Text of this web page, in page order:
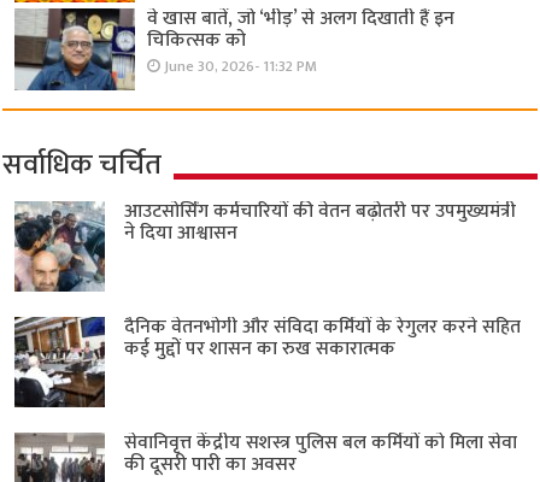
वे खास बातें, जो ‘भीड़’ से अलग दिखाती हैं इन
चिकित्सक को
June 30, 2026- 11:32 PM
सर्वाधिक चर्चित
आउटसोर्सिंग कर्मचारियों की वेतन बढ़ोतरी पर उपमुख्यमंत्री
ने दिया आश्वासन
दैनिक वेतनभोगी और संविदा कर्मियों के रेगुलर करने सहित
कई मुद्दों पर शासन का रुख सकारात्मक
सेवानिवृत्त केंद्रीय सशस्त्र पुलिस बल ​कर्मियों को मिला सेवा
की दूसरी पारी का अवसर